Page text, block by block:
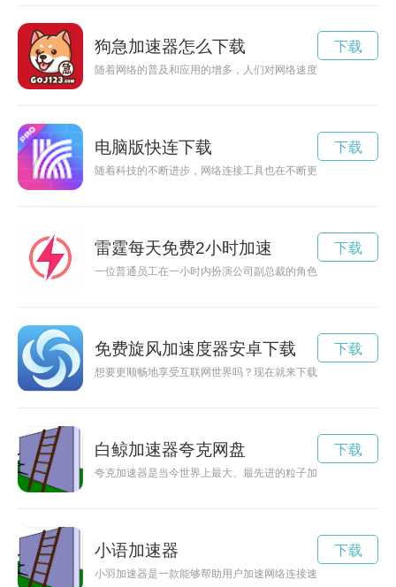
狗急加速器怎么下载
随着网络的普及和应用的增多，人们对网络速度的需求也越来
下载
电脑版快连下载
随着科技的不断进步，网络连接工具也在不断更新换代。最新
下载
雷霆每天免费2小时加速
一位普通员工在一小时内扮演公司副总裁的角色，体验领导者
下载
免费旋风加速度器安卓下载
想要更顺畅地享受互联网世界吗？现在就来下载旋风加速器吧
下载
白鲸加速器夸克网盘
夸克加速器是当今世界上最大、最先进的粒子加速器之一，能
下载
小语加速器
小羽加速器是一款能够帮助用户加速网络连接速度的工具，本
下载